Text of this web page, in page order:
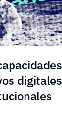
digitales